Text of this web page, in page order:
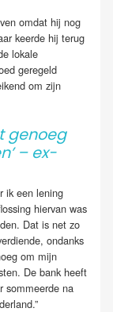
omdat hij nog
keerde hij terug
lokale
geregeld
om zijn
genoeg
– ex-
ik een lening
hiervan was
Dat is net zo
ondanks
om mijn
De bank heeft
sommeerde na